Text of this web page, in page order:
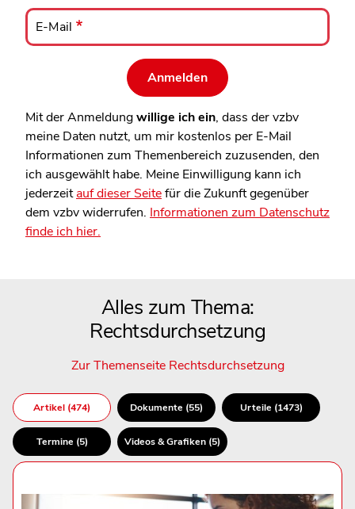
E-
Mail
E-Mail
Mit der Anmeldungwillige ich ein, dass der vzbv
meine Daten nutzt, um mir kostenlos per E-Mail
Informationen zum Themenbereich zuzusenden, den
ich ausgewählt habe. Meine Einwilligung kann ich
jederzeitauf dieser Seitefür die Zukunft gegenüber
dem vzbv widerrufen. Informationen zum Datenschutz
finde ich hier.
Alles zum Thema:
Rechtsdurchsetzung
Zur Themenseite Rechtsdurchsetzung
Artikel (474) Dokumente (55) Urteile (1473)
Termine (5) Videos & Grafiken (5)